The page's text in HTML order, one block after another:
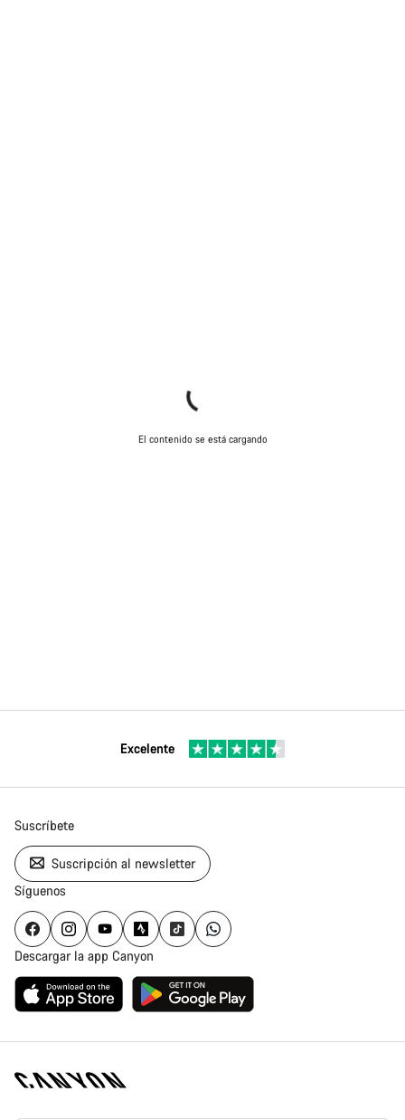
El contenido se está cargando
Excelente
Suscríbete
Suscripción al newsletter
Síguenos
Descargar la app Canyon